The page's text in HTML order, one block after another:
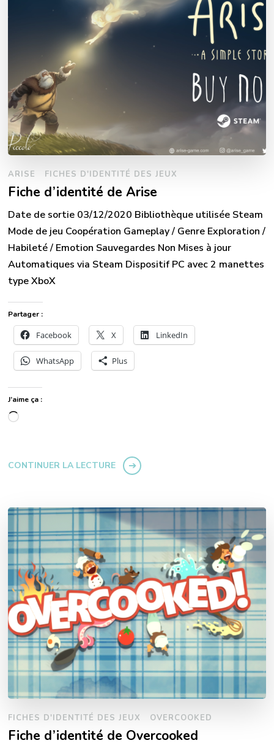
ARISE FICHES D'IDENTITÉ DES JEUX
Fiche d’identité de Arise
Date de sortie 03/12/2020 Bibliothèque utilisée Steam
Mode de jeu Coopération Gameplay / Genre Exploration /
Habileté / Emotion Sauvegardes Non Mises à jour
Automatiques via Steam Dispositif PC avec 2 manettes
type XboX
Partager :
Facebook X LinkedIn
WhatsApp Plus
J’aime ça :
Chargement…
CONTINUER LA LECTURE
FICHES D'IDENTITÉ DES JEUX OVERCOOKED
Fiche d’identité de Overcooked